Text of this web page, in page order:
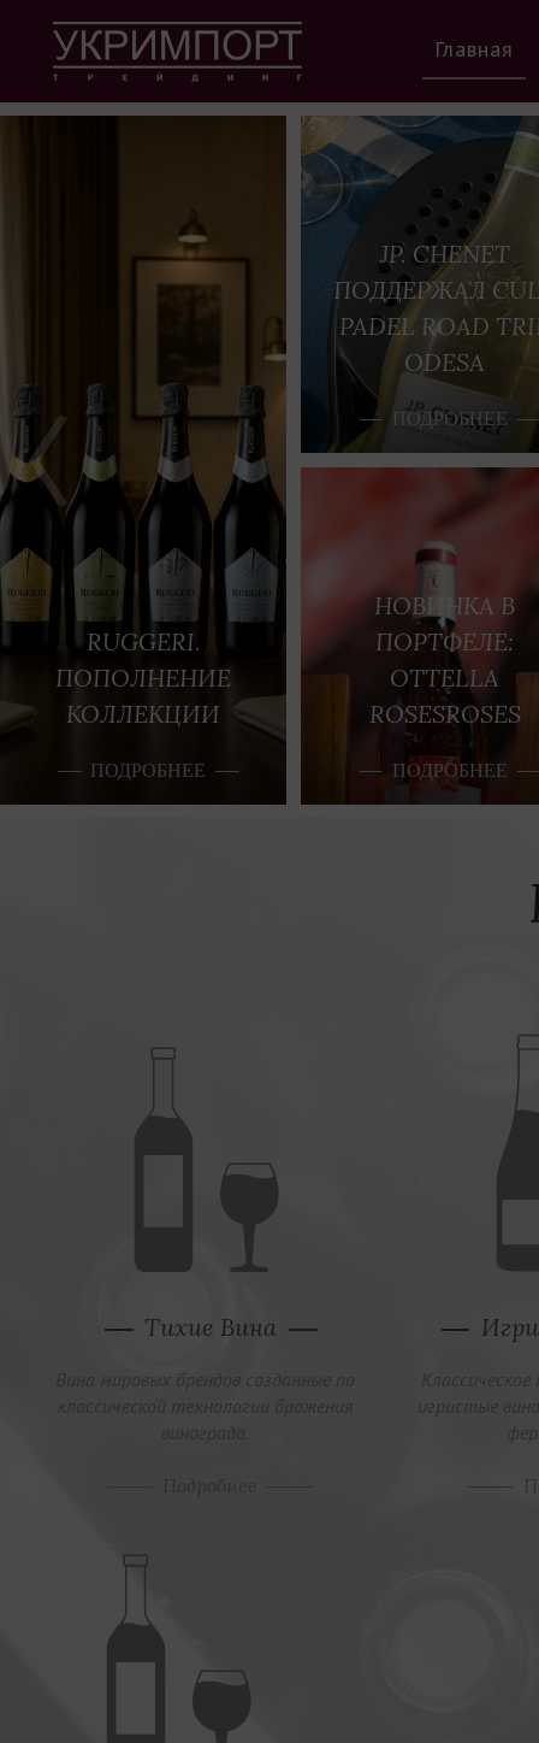
Главная
RUGGERI.
ПОПОЛНЕНИЕ
КОЛЛЕКЦИИ
ПОДРОБНЕЕ
JP. CHENET
ПОДДЕРЖАЛ
PADEL ROAD
ODESA
ПОДРОБНЕЕ
НОВИНКА В
ПОРТФЕЛЕ:
OTTELLA
ROSESROSES
ПОДРОБНЕЕ
Тихие Вина
Вина мировых брендов созданные по
классической технологии брожения
винограда.
игристые